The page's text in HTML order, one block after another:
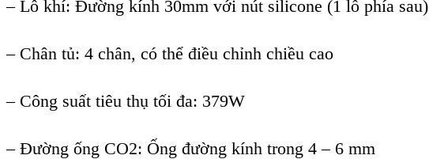
– Lỗ khí: Đường kính 30mm với nút silicone (1 lỗ phía sau)
– Chân tủ: 4 chân, có thể điều chỉnh chiều cao
– Công suất tiêu thụ tối đa: 379W
– Đường ống CO2: Ống đường kính trong 4 – 6 mm